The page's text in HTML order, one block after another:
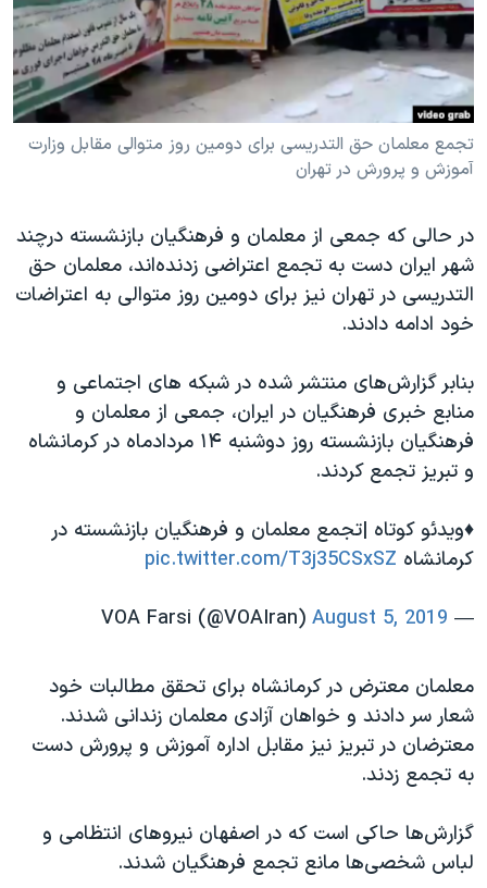
فرهنگ و زندگی
حقوق شهروندی
اقتصادی
علم و فناوری
اسرائیل در جنگ
آرشیو پخش زنده
مستندها
انتخابات ریاست جمهوری آمریکا ۲۰۲۴
حمله جمهوری اسلامی به اسرائیل
رمز مهسا
ورزش زنان در ایران
مجموعه مستندهای دادخواهی
تریبونال مردمی آبان ۹۸
دادگاه حمید نوری
چهل سال گروگان‌گیری
قانون شفافیت دارائی کادر رهبری ایران
اعتراضات مردمی آبان ۹۸
نرگس محمدی برنده جایزه نوبل صلح
همایش محافظه‌کاران آمریکا «سی‌پک»
صفحه‌های ویژه
دنبال کنید
زبانهای مختلف
تجمع معلمان حق التدریسی برای دومین روز متوالی مقابل وزارت
آموزش و پرورش در تهران
در حالی که جمعی از معلمان و فرهنگیان بازنشسته درچند
شهر ایران دست به تجمع اعتراضی زدنده‌اند، معلمان حق
التدریسی در تهران نیز برای دومین روز متوالی به اعتراضات
خود ادامه دادند.
بنابر گزارش‌های منتشر شده در شبکه های اجتماعی و
منابع خبری فرهنگیان در ایران، جمعی از معلمان و
فرهنگیان بازنشسته روز دوشنبه ۱۴ مردادماه در کرمانشاه
و تبریز تجمع کردند.
♦️ویدئو کوتاه |تجمع معلمان و فرهنگیان بازنشسته در
کرمانشاه pic.twitter.com/T3j35CSxSZ
— VOA Farsi (@VOAIran)
August 5, 2019
معلمان معترض در کرمانشاه برای تحقق مطالبات خود
شعار سر دادند و خواهان آزادی معلمان زندانی شدند.
معترضان در تبریز نیز مقابل اداره آموزش و پرورش دست
به تجمع زدند.
گزارش‌ها حاکی است که در اصفهان نیروهای انتظامی و
لباس شخصی‌ها مانع تجمع فرهنگیان شدند.